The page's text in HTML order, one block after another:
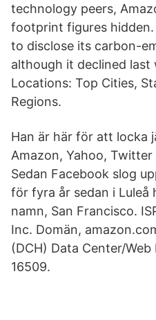
technology peers,
footprint figures
to disclose its carbon-
although it declined last
Locations: Top Cities,
Regions.
Han är här för att locka
Amazon, Yahoo,
Sedan Facebook slog
för fyra år sedan i
namn, San Francisco.
Inc. Domän,
(DCH) Data Center/
16509.